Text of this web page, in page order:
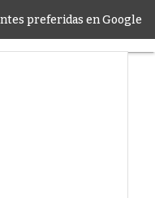
preferidas en Google